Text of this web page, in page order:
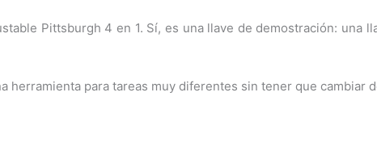
Pittsburgh 4 en 1. Sí, es una llave de demostración: una
herramienta para tareas muy diferentes sin tener que cambiar